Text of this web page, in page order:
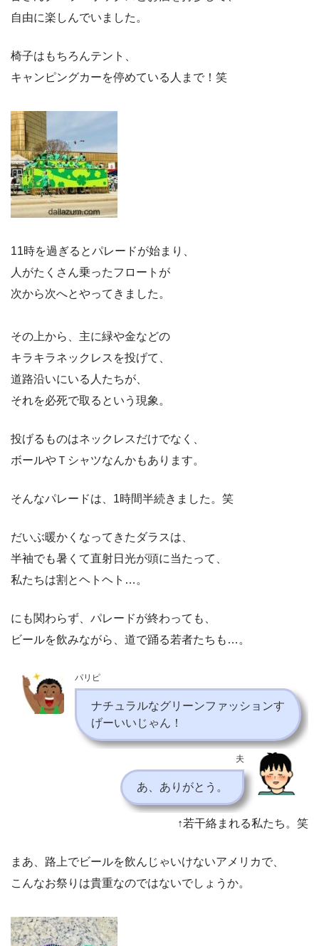
自由に楽しんでいました。
椅子はもちろんテント、
キャンピングカーを停めている人まで！笑
11時を過ぎるとパレードが始まり、
人がたくさん乗ったフロートが
次から次へとやってきました。
その上から、主に緑や金などの
キラキラネックレスを投げて、
道路沿いにいる人たちが、
それを必死で取るという現象。
投げるものはネックレスだけでなく、
ボールやＴシャツなんかもあります。
そんなパレードは、1時間半続きました。笑
だいぶ暖かくなってきたダラスは、
半袖でも暑くて直射日光が頭に当たって、
私たちは割とヘトヘト…。
にも関わらず、パレードが終わっても、
ビールを飲みながら、道で踊る若者たちも…。
パリピ
ナチュラルなグリーンファッションす
げーいいじゃん！
夫
あ、ありがとう。
↑若干絡まれる私たち。笑
まあ、路上でビールを飲んじゃいけないアメリカで、
こんなお祭りは貴重なのではないでしょうか。